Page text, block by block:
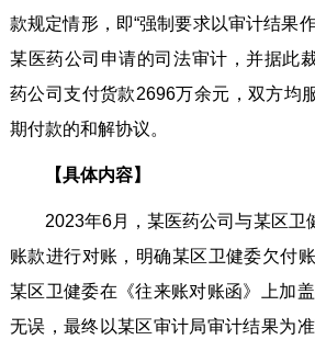
款规定情形，即“强制要求以审计结果
某医药公司申请的司法审计，并据此
药公司支付货款2696万余元，双方均
期付款的和解协议。
【具体内容】
2023年6月，某医药公司与某区卫
账款进行对账，明确某区卫健委欠付
某区卫健委在《往来账对账函》上加
无误，最终以某区审计局审计结果为